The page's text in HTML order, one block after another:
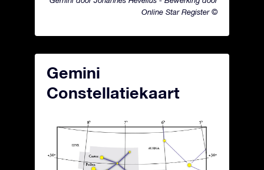
Online Star Register ©
Gemini
Constellatiekaart